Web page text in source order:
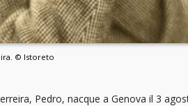
© Istoreto
Pedro, nacque a Genova il 3